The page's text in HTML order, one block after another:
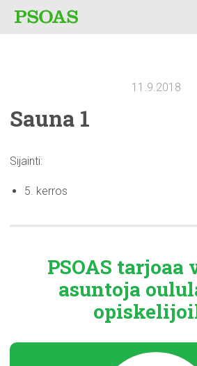
11.9.2018
Sauna 1
Sijainti:
5. kerros
PSOAS tarjoaa
asuntoja